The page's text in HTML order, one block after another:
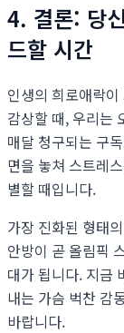
4. 결론: 당
드할 시간
인생의 희로애락
감상할 때, 우리는
매달 청구되는 구
면을 놓쳐 스트레
별할 때입니다.
가장 진화된 형태
안방이 곧 올림픽
대가 됩니다. 지금
내는 가슴 벅찬 감
바랍니다.